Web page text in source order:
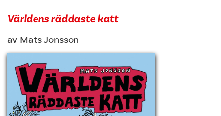
Världens räddaste katt
av Mats Jonsson